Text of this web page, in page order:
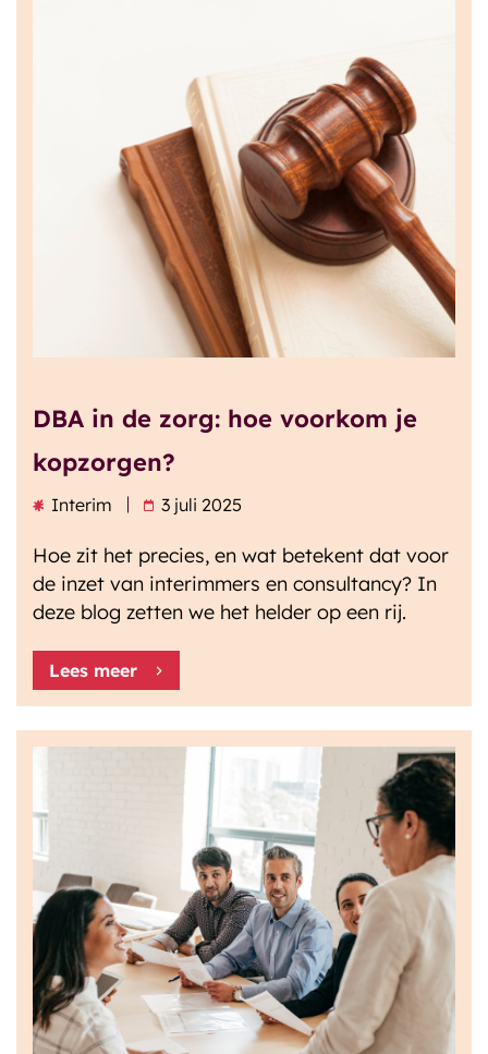
DBA in de zorg: hoe voorkom je
kopzorgen?
Interim 3 juli 2025
Hoe zit het precies, en wat betekent dat voor
de inzet van interimmers en consultancy? In
deze blog zetten we het helder op een rij.
Lees meer